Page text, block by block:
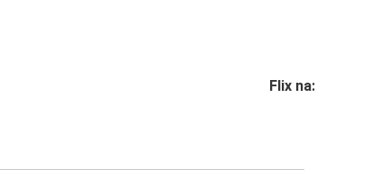
Flix na: